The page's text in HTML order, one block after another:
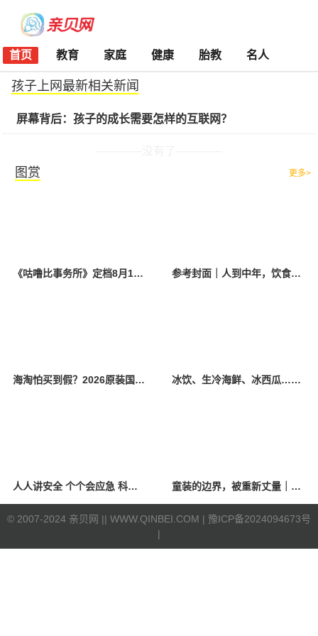
首页 教育 家庭 健康 胎教 名人
孩子上网最新相关新闻
屏幕背后：孩子的成长需要怎样的互联网？
图赏 更多>
《咕噜比事务所》定档8月10日 聚焦儿童情绪教育助力健康成长 参考封面｜人到中年，饮食该如何调整？
海淘怕买到假？2026原装国产羊奶粉靠谱的正规品牌有哪些？ 冰饮、生冷海鲜、冰西瓜……泉州人夏季“标配”饮食极易引发胃肠炎
人人讲安全 个个会应急 科学应对防震避险 童装的边界，被重新丈量｜2026中国国际时装周·童话小镇圆满收官
© 2007-2024 亲贝网 || WWW.QINBEI.COM | 豫ICP备2024094673号
|